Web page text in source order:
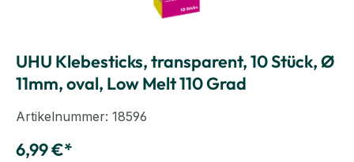
UHU Klebesticks, transparent, 10 Stück, Ø
11mm, oval, Low Melt 110 Grad
Artikelnummer: 18596
6,99 €*